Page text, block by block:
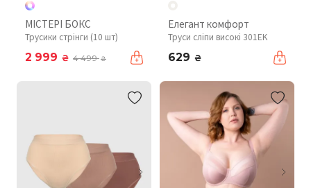
МІСТЕРІ БОКС
Трусики стрінги (10 шт)
2 999 ₴ 4 499₴
Елегант комфорт
Труси сліпи високі 301EK
629 ₴